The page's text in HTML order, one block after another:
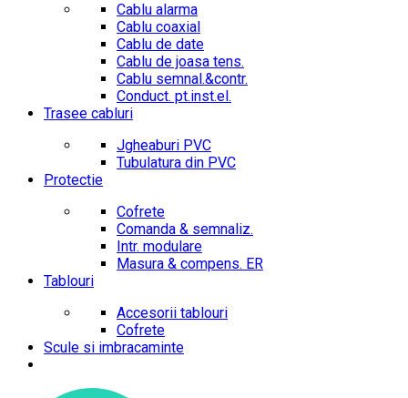
Cablu alarma
Cablu coaxial
Cablu de date
Cablu de joasa tens.
Cablu semnal.&contr.
Conduct. pt.inst.el.
Trasee cabluri
Jgheaburi PVC
Tubulatura din PVC
Protectie
Cofrete
Comanda & semnaliz.
Intr. modulare
Masura & compens. ER
Tablouri
Accesorii tablouri
Cofrete
Scule si imbracaminte